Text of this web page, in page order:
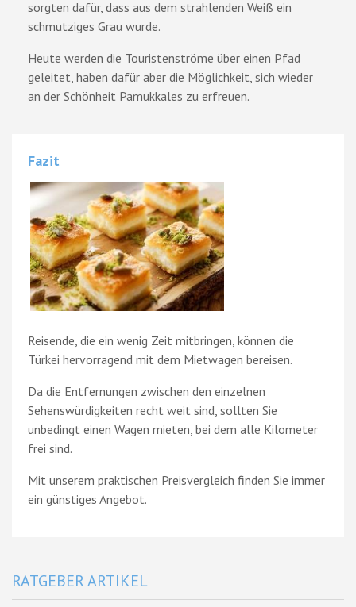
sorgten dafür, dass aus dem strahlenden Weiß ein
schmutziges Grau wurde.
Heute werden die Touristenströme über einen Pfad
geleitet, haben dafür aber die Möglichkeit, sich wieder
an der Schönheit Pamukkales zu erfreuen.
Fazit
Reisende, die ein wenig Zeit mitbringen, können die
Türkei hervorragend mit dem Mietwagen bereisen.
Da die Entfernungen zwischen den einzelnen
Sehenswürdigkeiten recht weit sind, sollten Sie
unbedingt einen Wagen mieten, bei dem alle Kilometer
frei sind.
Mit unserem praktischen Preisvergleich finden Sie immer
ein günstiges Angebot.
RATGEBER ARTIKEL